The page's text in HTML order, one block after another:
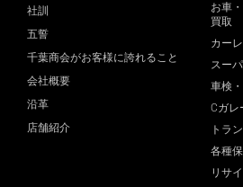
社訓
五誓
千葉商会がお客様に誇れること
会社概要
沿革
店舗紹介
お車
買取
カー
スー
車検
Cガレ
トラ
各種
リサ